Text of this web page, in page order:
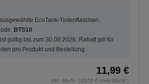
EcoTank-Tintenflaschen.
BTS10
gültig bis zum 30.08.2026. Rabatt gilt für
pro Produkt und Bestellung.
11,99 €
inkl. MwSt. (10,08 € ohne MwSt.)